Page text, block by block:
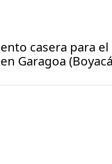
casera para el
Garagoa